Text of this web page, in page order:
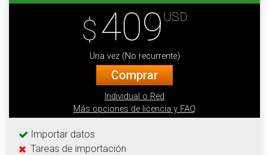
$409 USD
Una vez (No recurrente)
Comprar
Individual o Red
Más opciones de licencia y FAQ
Importar datos
Tareas de importación